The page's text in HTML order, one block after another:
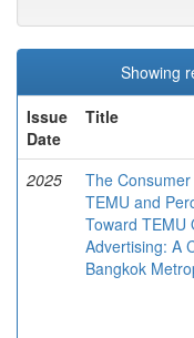
Showing
Issue
Date
Title
2025
The
TEMU and
Toward TEMU
Advertising: A
Bangkok